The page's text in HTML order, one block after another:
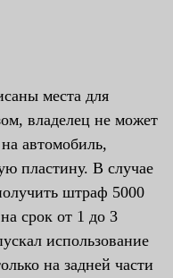
места для
владелец не может
автомобиль,
пластину. В случае
штраф 5000
срок от 1 до 3
использование
на задней части